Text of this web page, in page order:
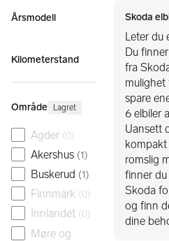
Årsmodell
Kilometerstand
Område Lagret
Agder (0)
Akershus (1)
Buskerud (1)
Finnmark (0)
Innlandet (0)
Møre og
Skoda
Leter du
Du
fra
mulighet
spare
6 elbiler
Uansett
kompakt
romslig
finner
Skoda
og finn
dine